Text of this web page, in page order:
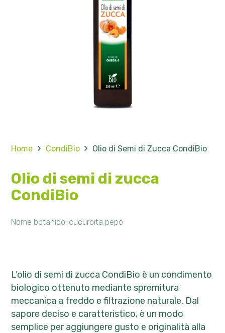
Home CondiBio Olio di Semi di Zucca CondiBio
Olio di semi di zucca
CondiBio
Nome botanico: cucurbita pepo
L’olio di semi di zucca CondiBio è un condimento
biologico ottenuto mediante spremitura
meccanica a freddo e filtrazione naturale. Dal
sapore deciso e caratteristico, è un modo
semplice per aggiungere gusto e originalità alla